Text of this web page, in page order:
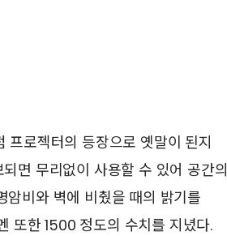
프로젝터의 등장으로 옛말이 된지
면 무리없이 사용할 수 있어 공간의
암비와 벽에 비췄을 때의 밝기를
또한 1500 정도의 수치를 지녔다.